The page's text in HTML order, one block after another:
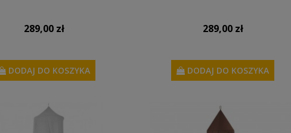
289,00 zł
DODAJ DO KOSZYKA
289,00 zł
DODAJ DO KOSZYKA